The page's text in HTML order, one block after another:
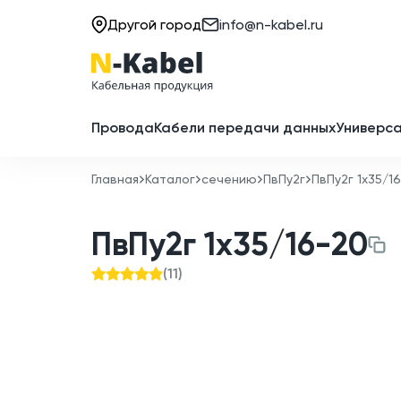
Другой город info@n-kabel.ru
ПроводаКабели передачи данных
Главная Каталог сечению ПвПу2г ПвПу2г 1x35/
ПвПу2г 1x35/16-20
(11)